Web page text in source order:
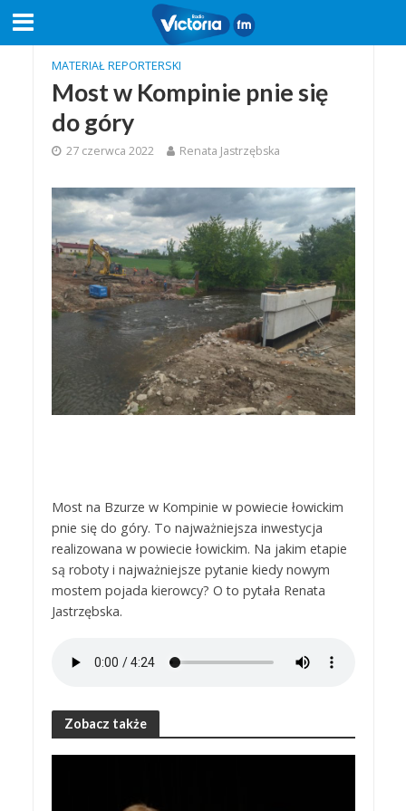
MATERIAŁ REPORTERSKI
Most w Kompinie pnie się
do góry
27 czerwca 2022 Renata Jastrzębska
Most na Bzurze w Kompinie w powiecie łowickim
pnie się do góry. To najważniejsza inwestycja
realizowana w powiecie łowickim. Na jakim etapie
są roboty i najważniejsze pytanie kiedy nowym
mostem pojada kierowcy? O to pytała Renata
Jastrzębska.
Zobacz także